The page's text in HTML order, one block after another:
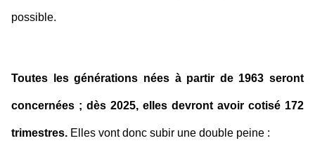
possible.
Toutes les générations nées à partir de 1963 seront
concernées ; dès 2025, elles devront avoir cotisé 172
trimestres. Elles vont donc subir une double peine :